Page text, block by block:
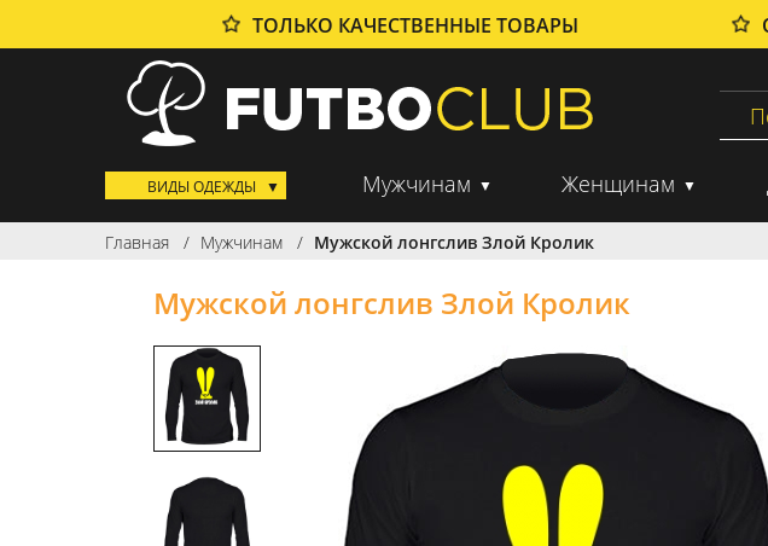
ТОЛЬКО КАЧЕСТВЕННЫЕ ТОВАРЫ
ВИДЫ ОДЕЖДЫ Мужчинам Женщинам
Главная Мужчинам Мужской лонгслив Злой Кролик
Мужской лонгслив Злой Кролик